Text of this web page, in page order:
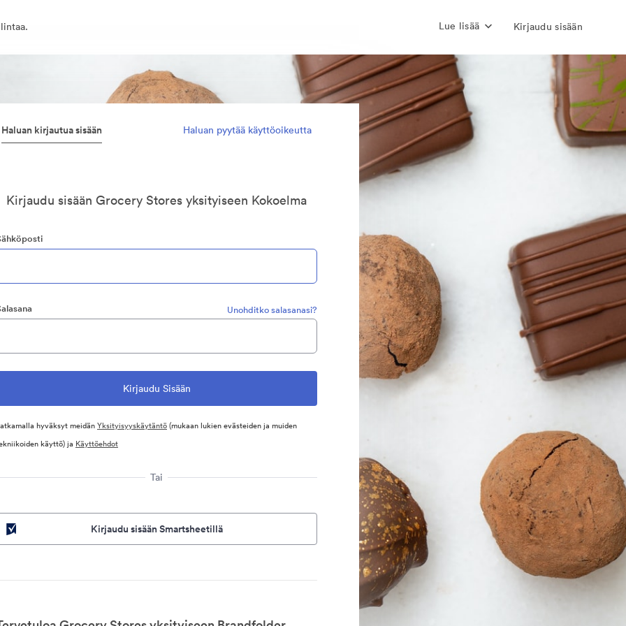
Lue lisää Kirjaudu sisään
Haluan kirjautua sisään Haluan pyytää käyttöoikeutta
Kirjaudu sisään Grocery Stores yksityiseen Kokoelma
Unohditko salasanasi?
hyväksyt meidänYksityisyyskäytäntö(mukaan lukien evästeiden ja muiden
käyttö) ja Käyttöehdot
Tai
Kirjaudu sisään Smartsheetillä